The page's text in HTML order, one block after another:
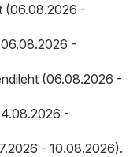
(06.08.2026 -
-
(06.08.2026 -
-
- 10.08.2026).